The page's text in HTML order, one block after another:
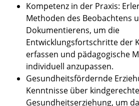
Kompetenz in der Praxis:
Methoden des Beobachtens
Dokumentierens, um die
Entwicklungsfortschritte der
erfassen und pädagogische
individuell anzupassen.
Gesundheitsfördernde
Kenntnisse über
Gesundheitserziehung, um